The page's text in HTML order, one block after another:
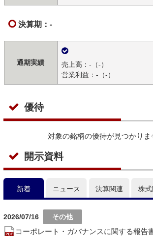
決算期：-
通期実績
売上高：-（-）
営業利益：-（-）
優待
対象の銘柄の優待が見つかりま
開示資料
新着 ニュース 決算関連 株
2026/07/16
コーポレート・ガバナンスに関する報告